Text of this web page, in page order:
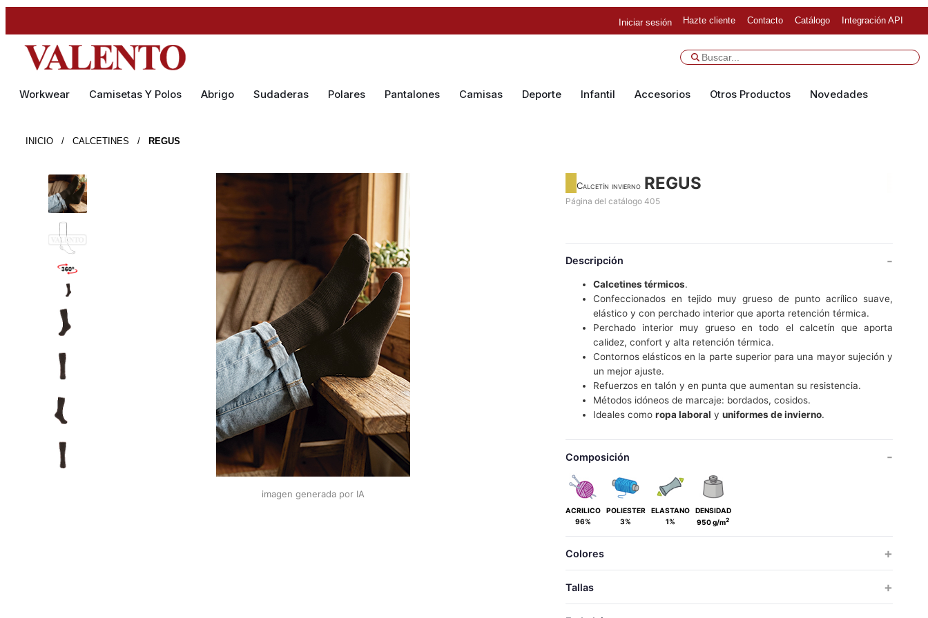
Iniciar sesión Hazte cliente Contacto Catálogo Integración API
Workwear Camisetas Y Polos Abrigo Sudaderas Polares Pantalones Camisas Deporte Infantil Accesorios Otros Productos Novedades
INICIO / CALCETINES / REGUS
imagen generada por IA
Calcetín invierno REGUS
Página del catálogo 405
Descripción
Calcetines térmicos.
Confeccionados en tejido muy grueso de punto acrílico suave,
elástico y con perchado interior que aporta retención térmica.
Perchado interior muy grueso en todo el calcetín que aporta
calidez, confort y alta retención térmica.
Contornos elásticos en la parte superior para una mayor sujeción y
un mejor ajuste.
Refuerzos en talón y en punta que aumentan su resistencia.
Métodos idóneos de marcaje: bordados, cosidos.
Ideales como ropa laboral y uniformes de invierno.
Composición
ACRILICO
96%
POLIESTER
3%
ELASTANO
1%
DENSIDAD
950 g/m2
Colores
Tallas